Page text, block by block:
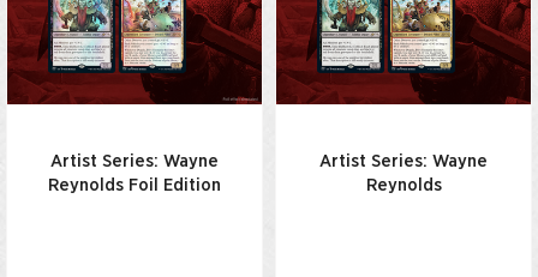
Artist Series: Wayne
Reynolds Foil Edition
Artist Series: Wayne
Reynolds